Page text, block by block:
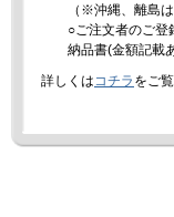
（※沖縄、離島
○ご注文者のご登
納品書(金額記載
詳しくはコチラ をご